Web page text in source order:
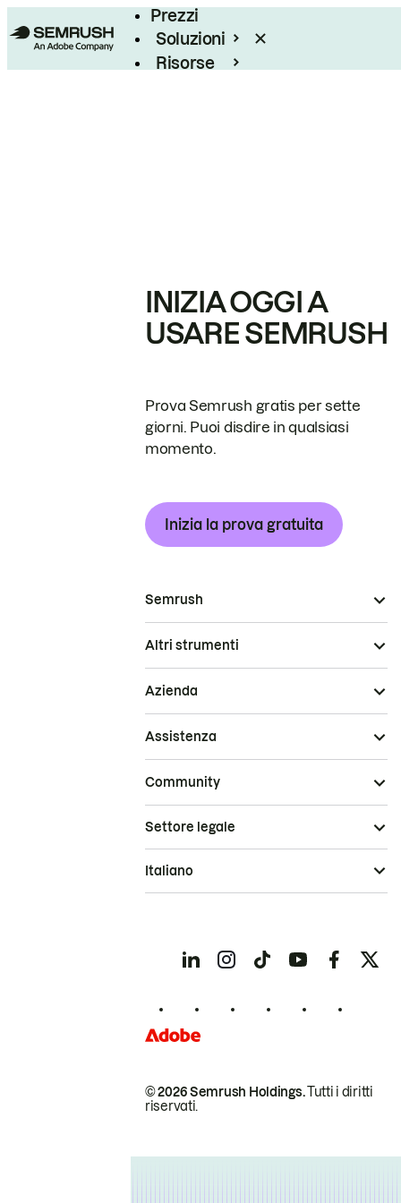
Prezzi
Soluzioni
Risorse
INIZIA OGGI A
USARE SEMRUSH
Prova Semrush gratis per sette
giorni. Puoi disdire in qualsiasi
momento.
Inizia la prova gratuita
Semrush
Altri strumenti
Azienda
Assistenza
Community
© 2026 Semrush Holdings.Tutti i diritti
riservati.
Settore legale
Italiano